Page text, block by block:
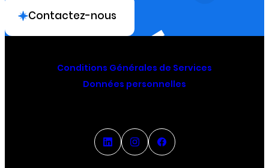
Contactez-nous
Conditions Générales de Services
Données personnelles